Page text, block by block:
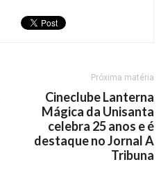
Próxima matéria
Cineclube Lanterna
Mágica da Unisanta
celebra 25 anos e é
destaque no Jornal A
Tribuna